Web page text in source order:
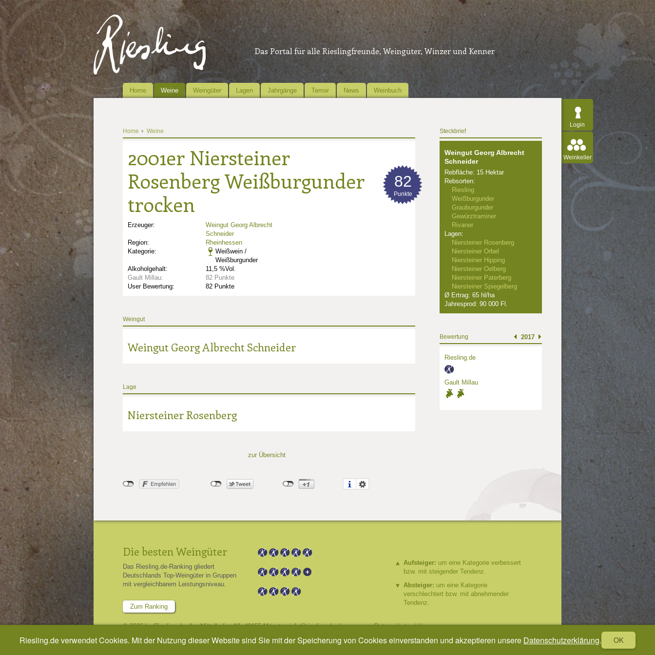
Riesling.de verwendet Cookies. Mit der Nutzung dieser Website sind Sie mit der Speicherung von Cookies einverstanden und akzeptieren unsere Datenschutzerklärung. OK
Das Portal für alle Rieslingfreunde, Weingüter, Winzer und Kenner
Home Weine Weingüter Lagen Jahrgänge Terroir News Weinbuch
Login
Weinkeller
Home Weine
2001er Niersteiner
Rosenberg Weißburgunder
trocken
Erzeuger:
Weingut Georg Albrecht
Schneider
Region:
Rheinhessen
Kategorie:
Weißwein /
Weißburgunder
Alkoholgehalt:
11,5 %Vol.
Gault Millau:
82 Punkte
User Bewertung:
82 Punkte
82
Punkte
Weingut
Weingut Georg Albrecht Schneider
Lage
Niersteiner Rosenberg
zur Übersicht
Steckbrief
Weingut Georg Albrecht
Schneider
Rebfläche: 15 Hektar
Rebsorten:
Riesling
Weißburgunder
Grauburgunder
Gewürztraminer
Rivaner
Lagen:
Niersteiner Rosenberg
Niersteiner Orbel
Niersteiner Hipping
Niersteiner Oelberg
Niersteiner Paterberg
Niersteiner Spiegelberg
Ø Ertrag: 65 hl/ha
Jahresprod: 90 000 Fl.
Bewertung 2017
Riesling.de
1
Gault Millau
2
Punkte: 2
Die besten Weingüter
Das Riesling.de-Ranking gliedert
Deutschlands Top-Weingüter in Gruppen
mit vergleichbarem Leistungsniveau.
Zum Ranking
Aufsteiger: um eine Kategorie verbessert
bzw. mit steigender Tendenz.
Absteiger: um eine Kategorie
verschlechtert bzw. mit abnehmender
Tendenz.
© 2026 by Riesling.de, Am Mittelhafen 10, 48155 Münster,info@riesling.de,Impressum,Datenschutzerklärung